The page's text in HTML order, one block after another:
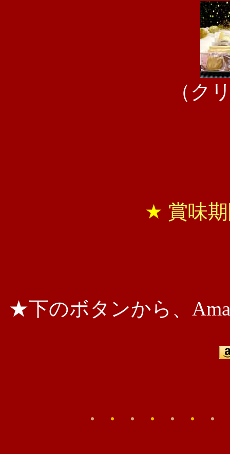
（ク
★ 賞味
★下のボタンから、
・ ・ ・ ・ ・ ・ ・